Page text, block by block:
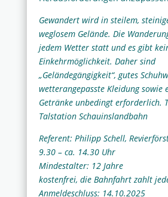
Gewandert wird in steilem,
weglosem Gelände. Die
jedem Wetter statt und es gibt
Einkehrmöglichkeit. Daher sind
„Geländegängigkeit“, gutes
wetterangepasste Kleidung sowie
Getränke unbedingt erforderlich.
Talstation Schauinslandbahn
Referent: Philipp Schell,
9.30 – ca. 14.30 Uhr
Mindestalter: 12 Jahre
kostenfrei, die Bahnfahrt zahlt
Anmeldeschluss: 14.10.2025